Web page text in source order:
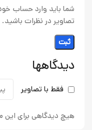
دیدگاهها
فقط با تصاویر
هیچ دیدگاهی برای
شما باید وارد حساب
تصاویر در نظرات باشید.